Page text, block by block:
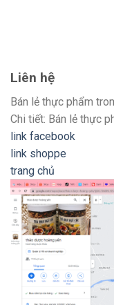
Liên hệ
Bán lẻ thực phẩm
Chi tiết: Bán lẻ thực
link facebook
link shoppe
trang chủ